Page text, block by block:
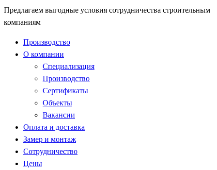
Предлагаем выгодные условия сотрудничества строительным
компаниям
Производство
О компании
Специализация
Производство
Сертификаты
Объекты
Вакансии
Оплата и доставка
Замер и монтаж
Сотрудничество
Цены